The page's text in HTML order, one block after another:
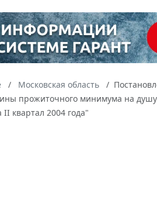
Московская область
прожиточного минимума на
квартал 2004 года"